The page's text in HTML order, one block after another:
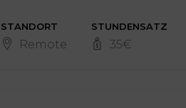
STANDORT
Remote
STUNDENSATZ
35€